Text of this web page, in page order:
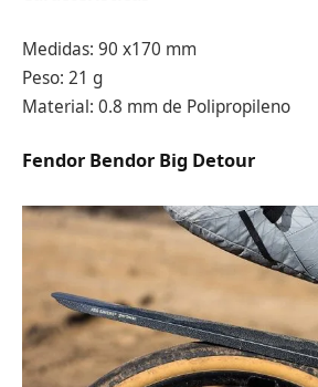
Medidas: 90 x170 mm
Peso: 21 g
Material: 0.8 mm de Polipropileno
Fendor Bendor Big Detour